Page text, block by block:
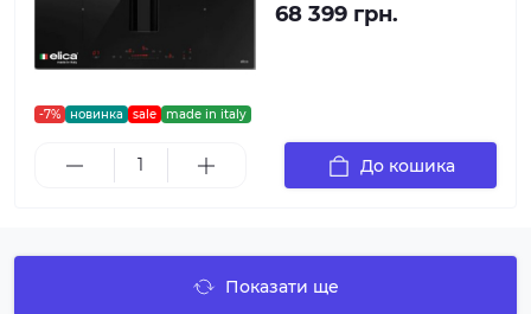
-7% новинка sale made in italy
68 399 грн.
До кошика
Показати ще